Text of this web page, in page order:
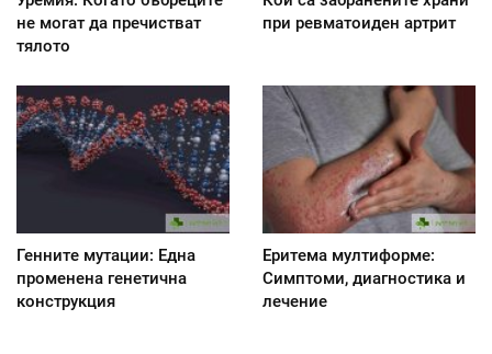
не могат да пречистват
тялото
при ревматоиден артрит
Генните мутации: Една
променена генетична
конструкция
Еритема мултиформе:
Симптоми, диагностика и
лечение